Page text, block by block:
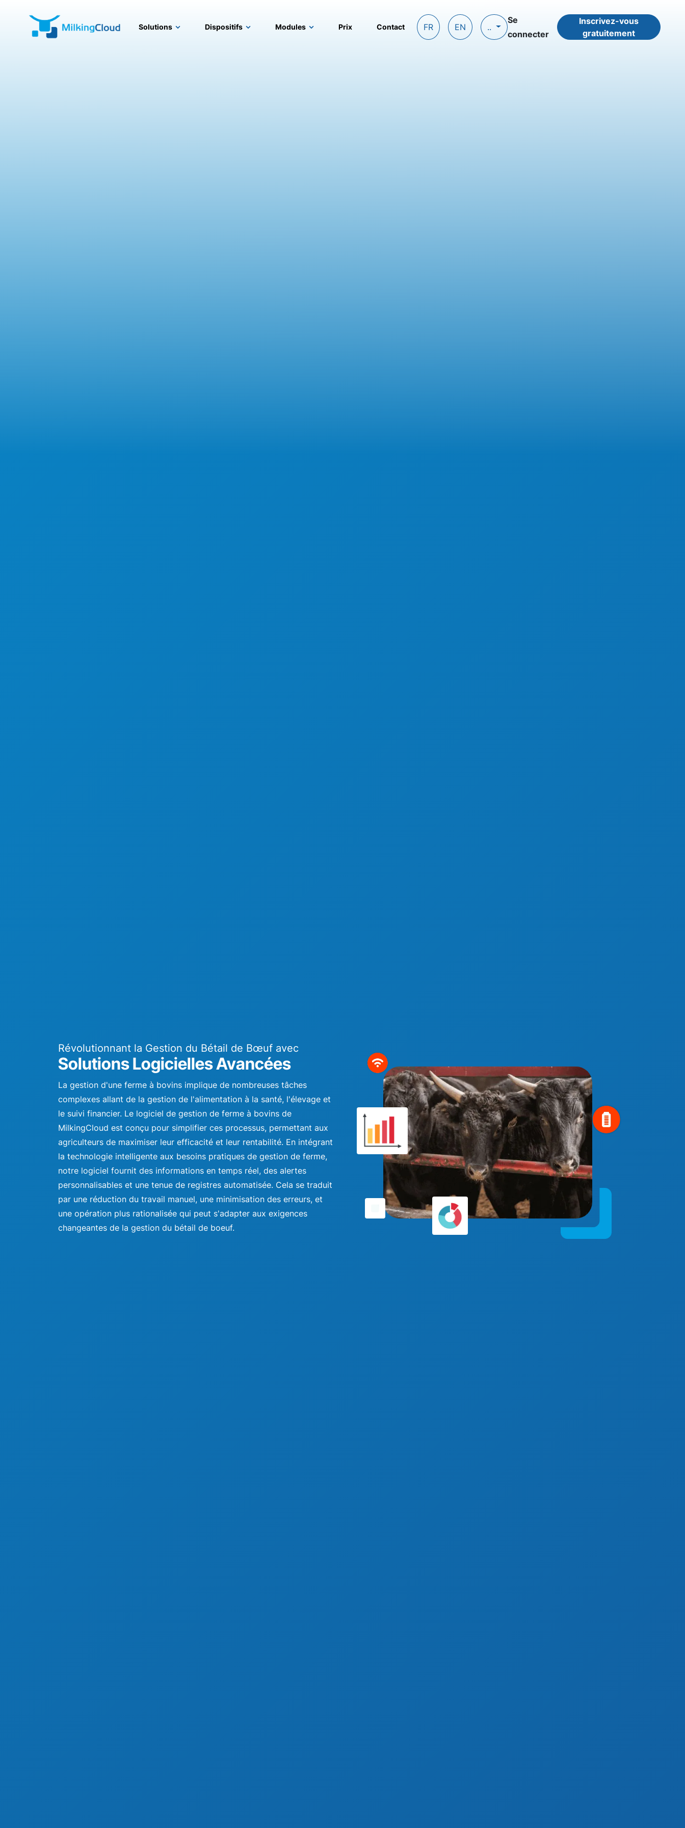
Solutions Dispositifs Modules Prix Contact FR EN ..
Se
connecter
Inscrivez-vous
gratuitement
Révolutionnant la Gestion du Bétail de Bœuf avec
Solutions Logicielles Avancées
La gestion d'une ferme à bovins implique de nombreuses tâches
complexes allant de la gestion de l'alimentation à la santé, l'élevage et
le suivi financier. Le logiciel de gestion de ferme à bovins de
MilkingCloud est conçu pour simplifier ces processus, permettant aux
agriculteurs de maximiser leur efficacité et leur rentabilité. En intégrant
la technologie intelligente aux besoins pratiques de gestion de ferme,
notre logiciel fournit des informations en temps réel, des alertes
personnalisables et une tenue de registres automatisée. Cela se traduit
par une réduction du travail manuel, une minimisation des erreurs, et
une opération plus rationalisée qui peut s'adapter aux exigences
changeantes de la gestion du bétail de boeuf.